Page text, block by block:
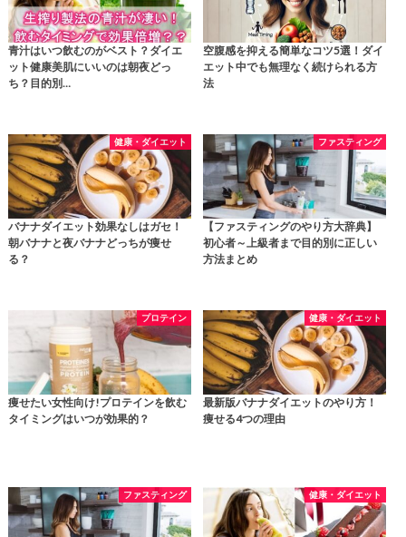
青汁はいつ飲むのがベスト？ダイエ
ット健康美肌にいいのは朝夜どっ
ち？目的別…
空腹感を抑える簡単なコツ5選！ダイ
エット中でも無理なく続けられる方
法
健康・ダイエット
バナナダイエット効果なしはガセ！
朝バナナと夜バナナどっちが痩せ
る？
ファスティング
【ファスティングのやり方大辞典】
初心者～上級者まで目的別に正しい
方法まとめ
プロテイン
痩せたい女性向け!プロテインを飲む
タイミングはいつが効果的？
健康・ダイエット
最新版バナナダイエットのやり方！
痩せる4つの理由
ファスティング 健康・ダイエット